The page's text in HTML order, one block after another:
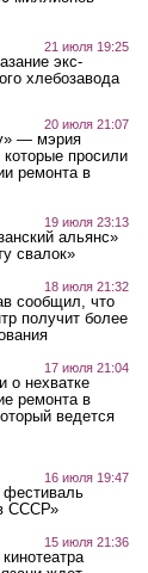
21 июля 19:25
экс-
хлебозавода
20 июля 21:07
— мэрия
просили
ремонта в
19 июля 23:13
альянс»
свалок»
18 июля 21:32
сообщил, что
получит более
17 июля 21:04
о нехватке
ремонта в
ведется
16 июля 19:47
фестиваль
СССР»
15 июля 21:36